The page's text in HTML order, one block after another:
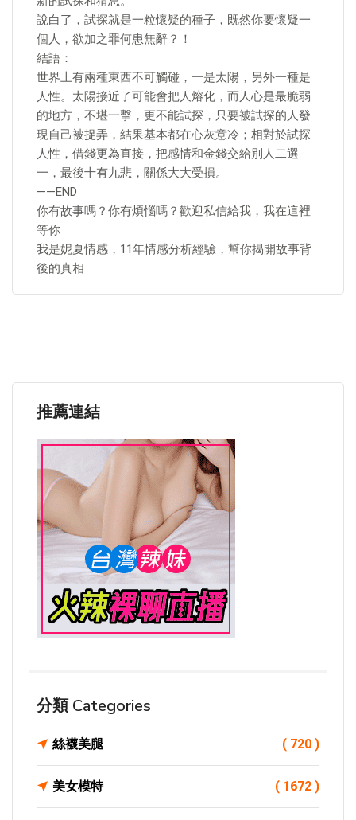
說白了，試探就是一粒懷疑的種子，既然你要懷疑一
個人，欲加之罪何患無辭？！
結語：
世界上有兩種東西不可觸碰，一是太陽，另外一種是
人性。太陽接近了可能會把人熔化，而人心是最脆弱
的地方，不堪一擊，更不能試探，只要被試探的人發
現自己被捉弄，結果基本都在心灰意冷；相對於試探
人性，借錢更為直接，把感情和金錢交給別人二選
一，最後十有九悲，關係大大受損。
——END
你有故事嗎？你有煩惱嗎？歡迎私信給我，我在這裡
等你
我是妮夏情感，11年情感分析經驗，幫你揭開故事背
後的真相
推薦連結
分類 Categories
絲襪美腿 ( 720 )
美女模特 ( 1672 )